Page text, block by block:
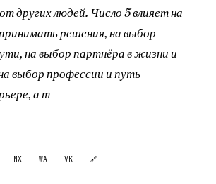
других людей. Число 5 влияет на
решения, на выбор
на выбор партнёра в жизни и
выбор профессии и путь
а т
MX WA VK 🔗